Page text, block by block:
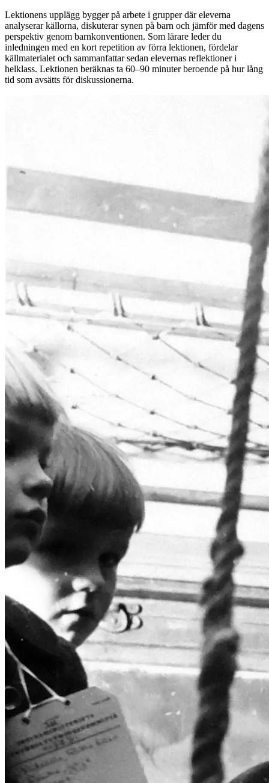
Lektionens upplägg bygger på arbete i grupper där eleverna
analyserar källorna, diskuterar synen på barn och jämför med dagens
perspektiv genom barnkonventionen. Som lärare leder du
inledningen med en kort repetition av förra lektionen, fördelar
källmaterialet och sammanfattar sedan elevernas reflektioner i
helklass. Lektionen beräknas ta 60–90 minuter beroende på hur lång
tid som avsätts för diskussionerna.